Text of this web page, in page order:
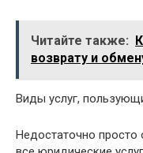
Читайте также:
возврату и
Виды услуг,
Недостаточно просто